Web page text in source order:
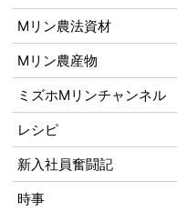
Mリン農法資材
Mリン農産物
ミズホMリンチャンネル
レシピ
新入社員奮闘記
時事